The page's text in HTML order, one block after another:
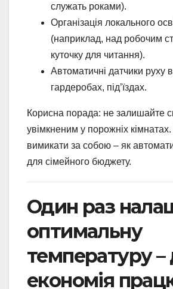
служать роками).
Організація локального
(наприклад, над робочим
куточку для читання).
Автоматичні датчики руху
гардеробах, під’їздах.
Корисна порада: не залишайте
увімкненим у порожніх
вимикати за собою – як
для сімейного бюджету.
Один раз
оптимальну
температуру –
економія